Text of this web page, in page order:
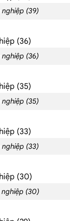
(39)
(36)
(35)
(33)
nghiệp (30)